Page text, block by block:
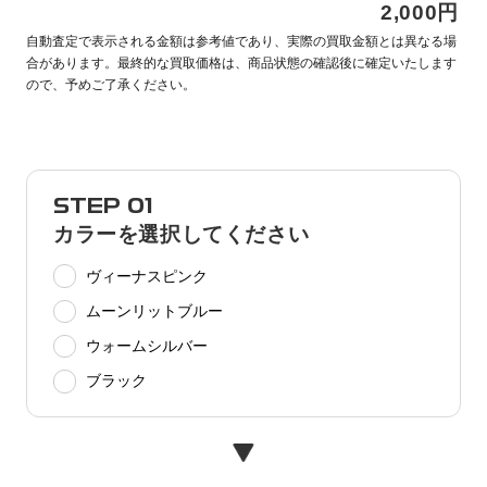
2,000円
自動査定で表示される金額は参考値であり、実際の買取金額とは異なる場
合があります。最終的な買取価格は、商品状態の確認後に確定いたします
ので、予めご了承ください。
STEP 01
カラーを選択してください
ヴィーナスピンク
ムーンリットブルー
ウォームシルバー
ブラック